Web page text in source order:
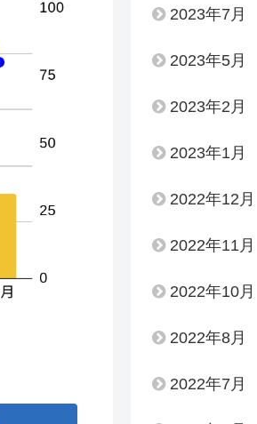
2023年7月
2023年5月
2023年2月
2023年1月
2022年12月
2022年11月
2022年10月
2022年8月
2022年7月